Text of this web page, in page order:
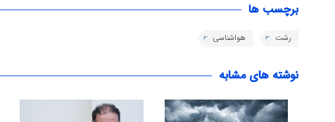
برچسب ها
رشت هواشناسی
نوشته های مشابه